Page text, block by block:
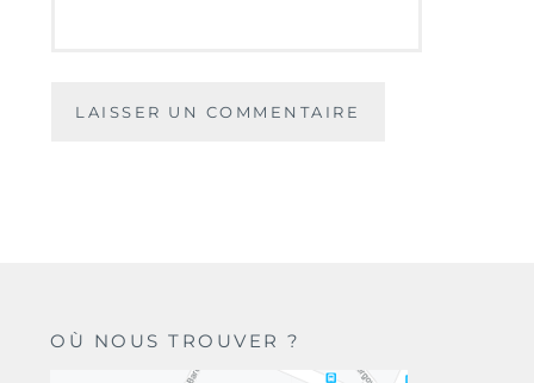
OÙ NOUS TROUVER ?